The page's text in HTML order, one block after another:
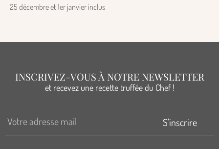
25 décembre et 1er janvier inclus
INSCRIVEZ-VOUS À NOTRE NEWSLETTER
et recevez une recette truffée du Chef !
S'inscrire